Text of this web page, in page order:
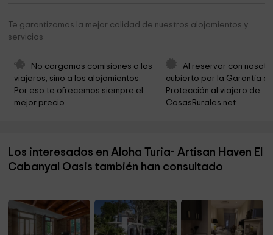
Parroquia de Nuestra Señora de los Ángeles
Torre Mora
DiverBol
Marmoles Artisticos Magraner 11,8 km
Ayuntamiento de Beniparrell
Te garantizamos la mejor calidad de nuestros alojamientos y
servicios
No cargamos comisiones a los
viajeros, sino a los alojamientos.
Por eso te ofrecemos siempre el
mejor precio.
Al reservar con
cubierto por la Garantía
Protección al viajero de
CasasRurales.net
Los interesados en Aloha Turia- Artisan Haven El
Cabanyal Oasis también han consultado